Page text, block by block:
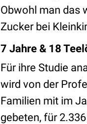
Obwohl man das
Zucker bei
7 Jahre & 18
Für ihre Studie
wird von der
Familien mit im
gebeten, für